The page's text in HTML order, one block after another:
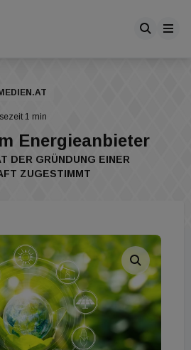
1 min
Energieanbieter
DER GRÜNDUNG EINER
ZUGESTIMMT